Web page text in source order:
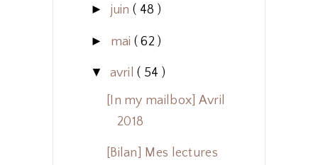
► juin ( 48 )
► mai ( 62 )
▼ avril( 54 )
[In my mailbox] Avril
2018
[Bilan] Mes lectures